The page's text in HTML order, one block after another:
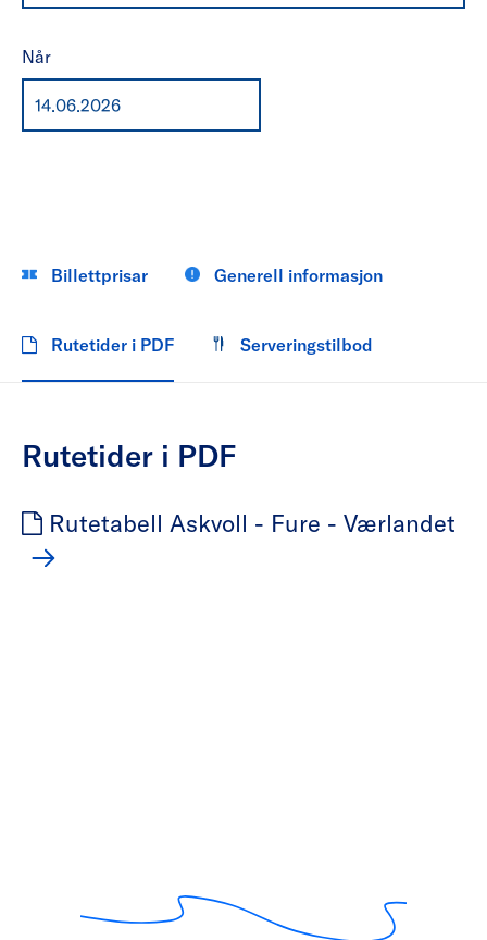
Når
Billettprisar Generell informasjon
Rutetider i PDF Serveringstilbod
Rutetider i PDF
Rutetabell Askvoll - Fure - Værlandet